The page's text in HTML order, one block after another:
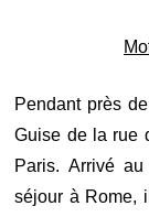
Pendant près
Guise de la rue
Paris. Arrivé
séjour à Rome,